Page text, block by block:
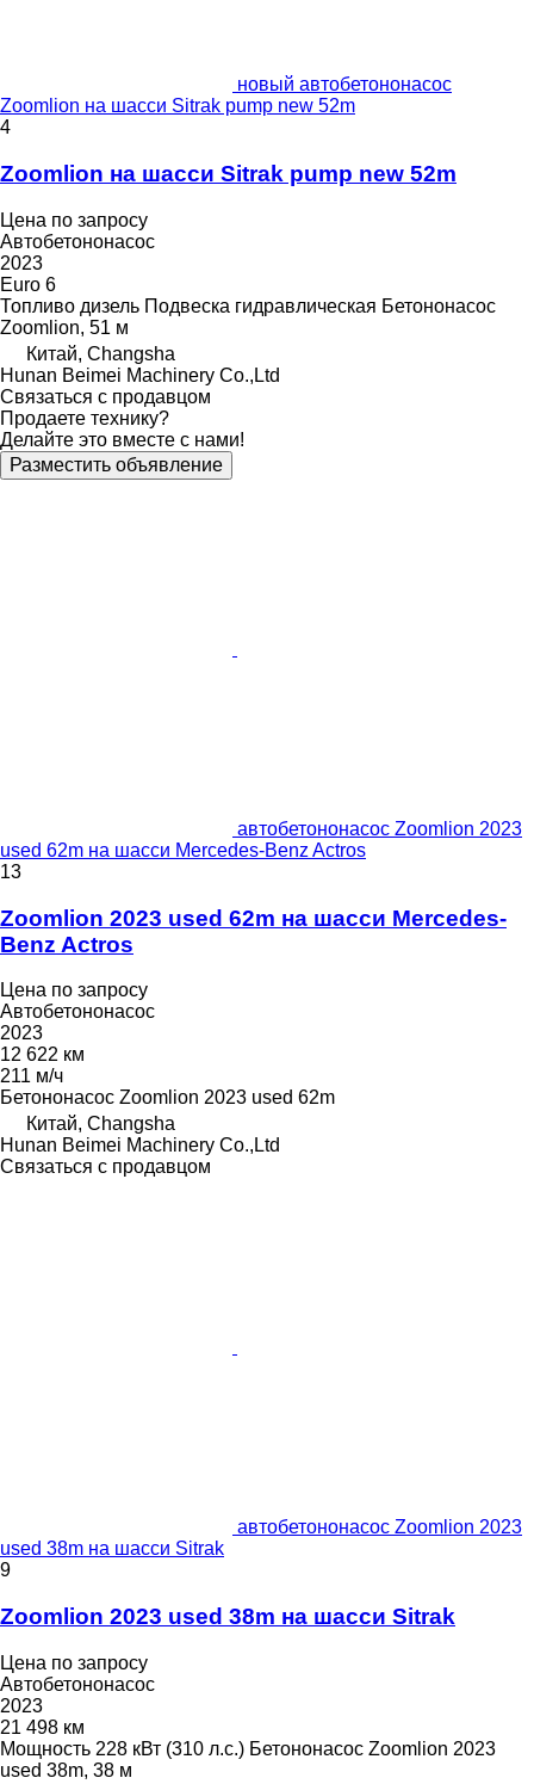
новый автобетононасос
Zoomlion на шасси Sitrak pump new 52m
4
Zoomlion на шасси Sitrak pump new 52m
Цена по запросу
Автобетононасос
2023
Euro 6
Топливо дизель Подвеска гидравлическая Бетононасос
Zoomlion, 51 м
Китай, Changsha
Hunan Beimei Machinery Co.,Ltd
Связаться с продавцом
Продаете технику?
Делайте это вместе с нами!
Разместить объявление
автобетононасос Zoomlion 2023
used 62m на шасси Mercedes-Benz Actros
13
Zoomlion 2023 used 62m на шасси Mercedes-
Benz Actros
Цена по запросу
Автобетононасос
2023
12 622 км
211 м/ч
Бетононасос Zoomlion 2023 used 62m
Китай, Changsha
Hunan Beimei Machinery Co.,Ltd
Связаться с продавцом
автобетононасос Zoomlion 2023
used 38m на шасси Sitrak
9
Zoomlion 2023 used 38m на шасси Sitrak
Цена по запросу
Автобетононасос
2023
21 498 км
Мощность 228 кВт (310 л.с.) Бетононасос Zoomlion 2023
used 38m, 38 м